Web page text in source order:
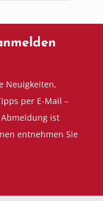
Neuigkeiten,
per E-Mail –
ist
entnehmen Sie